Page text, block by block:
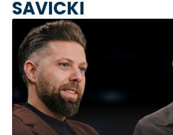
SAVICKI